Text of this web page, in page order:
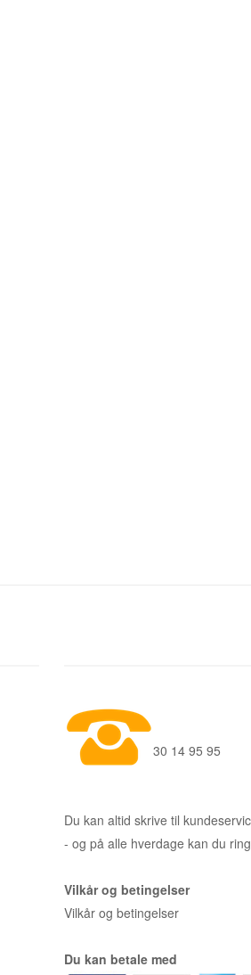
30 14 95 95
Du kan altid skrive til
- og på alle hverdage kan du
Vilkår og betingelser
Vilkår og betingelser
Du kan betale med